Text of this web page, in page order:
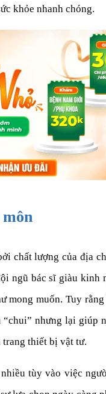
khỏe nhanh chóng.
chất lượng của địa
ngũ bác sĩ giàu kinh
muốn. Tuy
nhưng lại giúp
trang thiết bị vật tư.
tùy vào việc